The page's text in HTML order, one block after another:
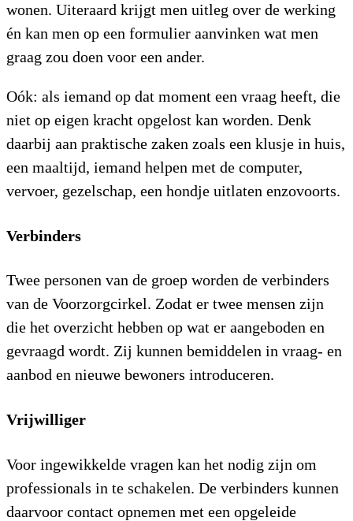
wonen. Uiteraard krijgt men uitleg over de werking
én kan men op een formulier aanvinken wat men
graag zou doen voor een ander.
Oók: als iemand op dat moment een vraag heeft, die
niet op eigen kracht opgelost kan worden. Denk
daarbij aan praktische zaken zoals een klusje in huis,
een maaltijd, iemand helpen met de computer,
vervoer, gezelschap, een hondje uitlaten enzovoorts.
Verbinders
Twee personen van de groep worden de verbinders
van de Voorzorgcirkel. Zodat er twee mensen zijn
die het overzicht hebben op wat er aangeboden en
gevraagd wordt. Zij kunnen bemiddelen in vraag- en
aanbod en nieuwe bewoners introduceren.
Vrijwilliger
Voor ingewikkelde vragen kan het nodig zijn om
professionals in te schakelen. De verbinders kunnen
daarvoor contact opnemen met een opgeleide